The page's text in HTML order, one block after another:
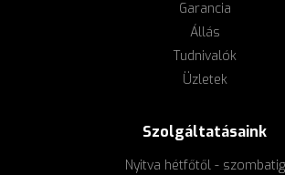
Garancia
Állás
Tudnivalók
Üzletek
Szolgáltatásaink
Nyitva hétfőtől - szombatig